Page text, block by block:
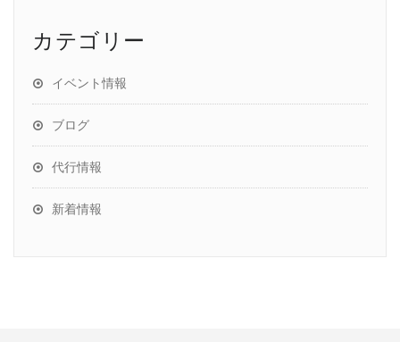
カテゴリー
イベント情報
ブログ
代行情報
新着情報